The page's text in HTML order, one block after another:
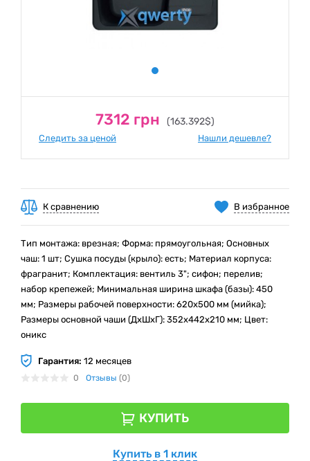
7312 грн (163.392$)
Следить за ценой Нашли дешевле?
В избранное
К сравнению
Тип монтажа: врезная; Форма: прямоугольная; Основных
чаш: 1 шт; Сушка посуды (крыло): есть; Материал корпуса:
фрагранит; Комплектация: вентиль 3"; сифон; перелив;
набор крепежей; Минимальная ширина шкафа (базы): 450
мм; Размеры рабочей поверхности: 620х500 мм (мийка);
Размеры основной чаши (ДхШхГ): 352х442x210 мм; Цвет:
оникс
Гарантия: 12 месяцев
0 Отзывы (0)
КУПИТЬ
Купить в 1 клик